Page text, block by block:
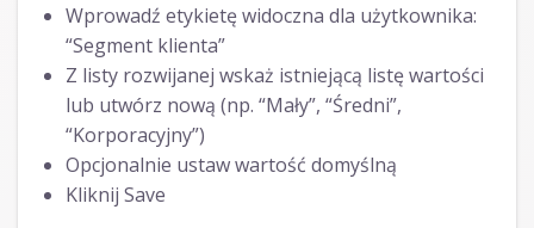
Wprowadź etykietę widoczna dla użytkownika:
“Segment klienta”
Z listy rozwijanej wskaż istniejącą listę wartości
lub utwórz nową (np. “Mały”, “Średni”,
“Korporacyjny”)
Opcjonalnie ustaw wartość domyślną
Kliknij Save